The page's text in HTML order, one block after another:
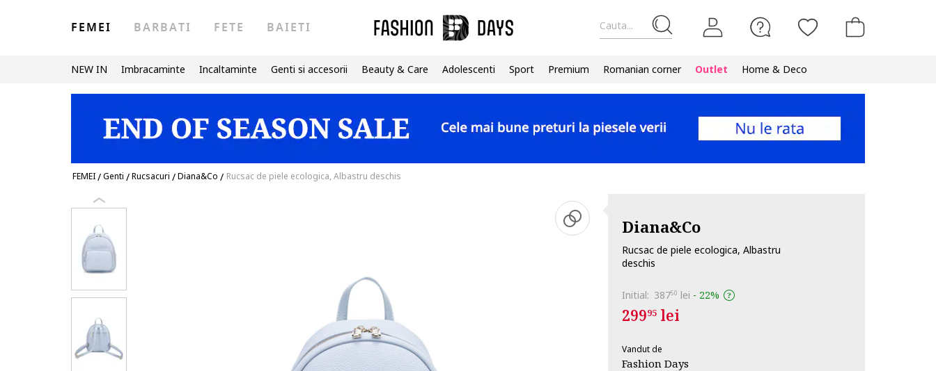
Cauta...
FEMEI BARBATI FETE BAIETI
NEW IN Imbracaminte Incaltaminte Genti si accesorii Beauty & Care Adolescenti Sport Premium Romanian corner Outlet Home & Deco
FEMEI/Genti /Rucsacuri /Diana&Co / Rucsac de piele ecologica, Albastru deschis
Diana&Co
Rucsac de piele ecologica, Albastru
deschis
Initial: 38750 lei - 22%
29995lei
Vandut de
Fashion Days